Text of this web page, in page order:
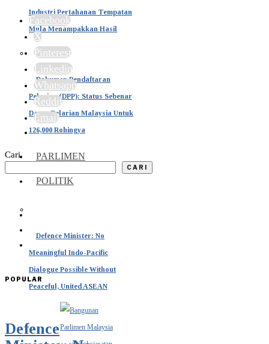
Industri Pertahanan Tempatan
Mula Menampakkan Hasil
Dokumen Pendaftaran
Pelarian (DPP): Status Sebenar
Dasar Pelarian Malaysia Untuk
126,000 Rohingya
PARLIMEN
POLITIK
Defence Minister: No
Meaningful Indo-Pacific
Dialogue Possible Without
Peaceful, United ASEAN
Facebook
X
Pinterest
Linkedin
Whatsapp
Reddit
Email
Cari
CARI
POPULAR
Defence